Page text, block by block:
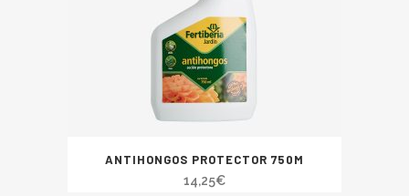
ANTIHONGOS PROTECTOR 750M
14,25€